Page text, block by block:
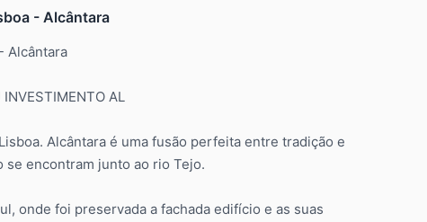
- Alcântara
Alcântara
INVESTIMENTO AL
Alcântara é uma fusão perfeita entre tradição e
se encontram junto ao rio Tejo.
onde foi preservada a fachada edifício e as suas